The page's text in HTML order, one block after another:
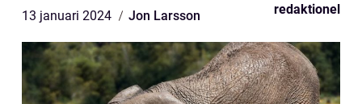
13 januari 2024 Jon Larsson redaktionel